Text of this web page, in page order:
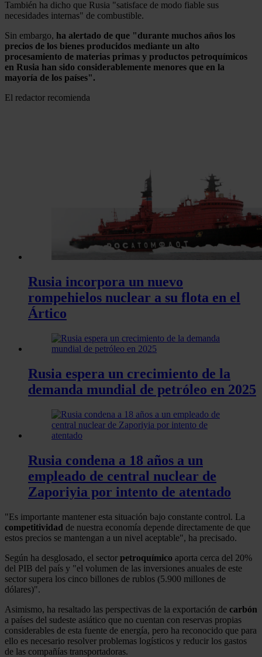
También ha dicho que Rusia "satisface de modo fiable sus
necesidades internas" de combustible.
Sin embargo, ha alertado de que "durante muchos años los
precios de los bienes producidos mediante un alto
procesamiento de materias primas y productos petroquímicos
en Rusia han sido considerablemente menores que en la
mayoría de los países".
El redactor recomienda
Rusia incorpora un nuevo
rompehielos nuclear a su flota en el
Ártico
Rusia espera un crecimiento de la
demanda mundial de petróleo en 2025
Rusia condena a 18 años a un
empleado de central nuclear de
Zaporiyia por intento de atentado
"Es importante mantener esta situación bajo constante control. La
competitividad de nuestra economía depende directamente de que
estos precios se mantengan a un nivel aceptable", ha precisado.
Según ha desglosado, el sector petroquímico aporta cerca del 20%
del PIB del país y "el volumen de las inversiones anuales de este
sector supera los cinco billones de rublos (5.900 millones de
dólares)".
Asimismo, ha resaltado las perspectivas de la exportación de carbón
a países del sudeste asiático que no cuentan con reservas propias
considerables de esta fuente de energía, pero ha reconocido que para
ello es necesario resolver problemas logísticos y reducir los gastos
de las compañías transportadoras.